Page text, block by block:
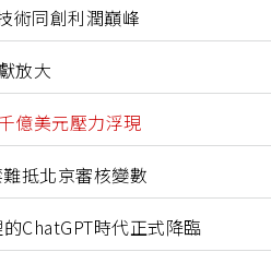
術同創利潤巔峰
放大
億美元壓力浮現
抵北京審核變數
ChatGPT時代正式降臨